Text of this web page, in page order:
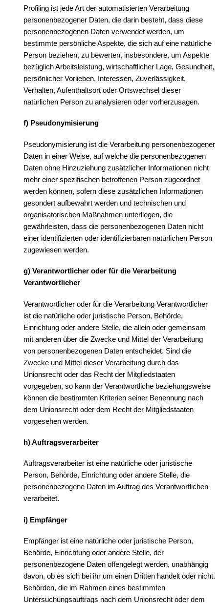
Profiling ist jede Art der automatisierten Verarbeitung
personenbezogener Daten, die darin besteht, dass diese
personenbezogenen Daten verwendet werden, um
bestimmte persönliche Aspekte, die sich auf eine natürliche
Person beziehen, zu bewerten, insbesondere, um Aspekte
bezüglich Arbeitsleistung, wirtschaftlicher Lage, Gesundheit,
persönlicher Vorlieben, Interessen, Zuverlässigkeit,
Verhalten, Aufenthaltsort oder Ortswechsel dieser
natürlichen Person zu analysieren oder vorherzusagen.
f) Pseudonymisierung
Pseudonymisierung ist die Verarbeitung personenbezogener
Daten in einer Weise, auf welche die personenbezogenen
Daten ohne Hinzuziehung zusätzlicher Informationen nicht
mehr einer spezifischen betroffenen Person zugeordnet
werden können, sofern diese zusätzlichen Informationen
gesondert aufbewahrt werden und technischen und
organisatorischen Maßnahmen unterliegen, die
gewährleisten, dass die personenbezogenen Daten nicht
einer identifizierten oder identifizierbaren natürlichen Person
zugewiesen werden.
g) Verantwortlicher oder für die Verarbeitung
Verantwortlicher
Verantwortlicher oder für die Verarbeitung Verantwortlicher
ist die natürliche oder juristische Person, Behörde,
Einrichtung oder andere Stelle, die allein oder gemeinsam
mit anderen über die Zwecke und Mittel der Verarbeitung
von personenbezogenen Daten entscheidet. Sind die
Zwecke und Mittel dieser Verarbeitung durch das
Unionsrecht oder das Recht der Mitgliedstaaten
vorgegeben, so kann der Verantwortliche beziehungsweise
können die bestimmten Kriterien seiner Benennung nach
dem Unionsrecht oder dem Recht der Mitgliedstaaten
vorgesehen werden.
h) Auftragsverarbeiter
Auftragsverarbeiter ist eine natürliche oder juristische
Person, Behörde, Einrichtung oder andere Stelle, die
personenbezogene Daten im Auftrag des Verantwortlichen
verarbeitet.
i) Empfänger
Empfänger ist eine natürliche oder juristische Person,
Behörde, Einrichtung oder andere Stelle, der
personenbezogene Daten offengelegt werden, unabhängig
davon, ob es sich bei ihr um einen Dritten handelt oder nicht.
Behörden, die im Rahmen eines bestimmten
Untersuchungsauftrags nach dem Unionsrecht oder dem